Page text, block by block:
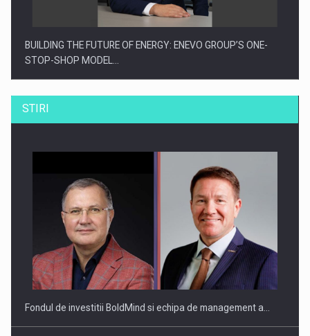
BUILDING THE FUTURE OF ENERGY: ENEVO GROUP’S ONE-
STOP-SHOP MODEL…
ROOTED IN ROMANIA, BUILT TO DELIVER TECHNOLOGY FOR
THE…
STIRI
Fondul de investitii BoldMind si echipa de management a…